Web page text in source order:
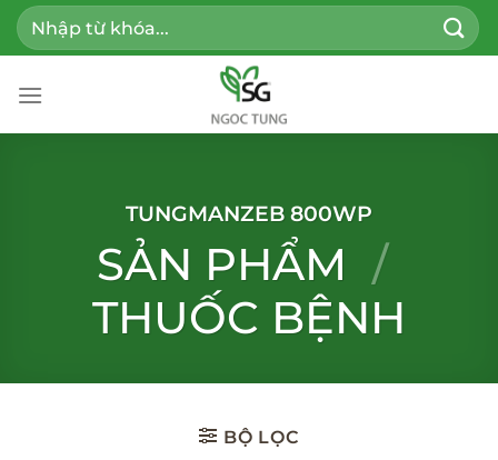
Bỏ
qua
dung
Tìm
kiếm:
TUNGMANZEB 800WP
SẢN PHẨM /
THUỐC BỆNH
BỘ LỌC